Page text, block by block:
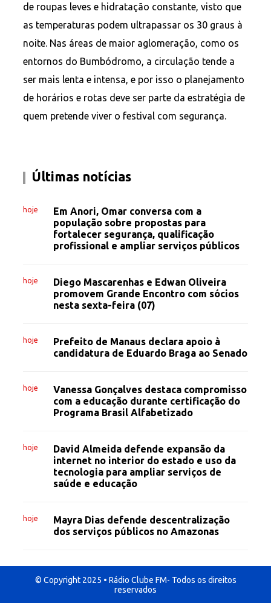
de roupas leves e hidratação constante, visto que
as temperaturas podem ultrapassar os 30 graus à
noite. Nas áreas de maior aglomeração, como os
entornos do Bumbódromo, a circulação tende a
ser mais lenta e intensa, e por isso o planejamento
de horários e rotas deve ser parte da estratégia de
quem pretende viver o festival com segurança.
Últimas notícias
hoje
Em Anori, Omar conversa com a
população sobre propostas para
fortalecer segurança, qualificação
profissional e ampliar serviços públicos
hoje
Diego Mascarenhas e Edwan Oliveira
promovem Grande Encontro com sócios
nesta sexta-feira (07)
hoje
Prefeito de Manaus declara apoio à
candidatura de Eduardo Braga ao Senado
hoje
Vanessa Gonçalves destaca compromisso
com a educação durante certificação do
Programa Brasil Alfabetizado
hoje
David Almeida defende expansão da
internet no interior do estado e uso da
tecnologia para ampliar serviços de
saúde e educação
hoje
Mayra Dias defende descentralização
dos serviços públicos no Amazonas
© Copyright 2025 • Rádio Clube FM- Todos os direitos
reservados